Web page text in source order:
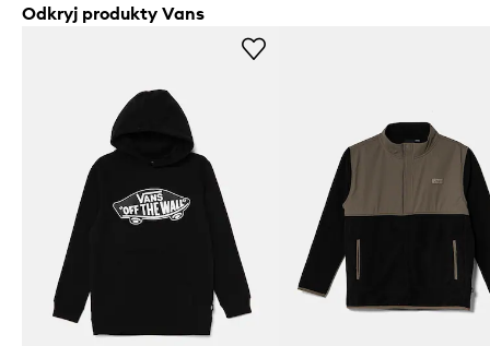
Odkryj produkty Vans